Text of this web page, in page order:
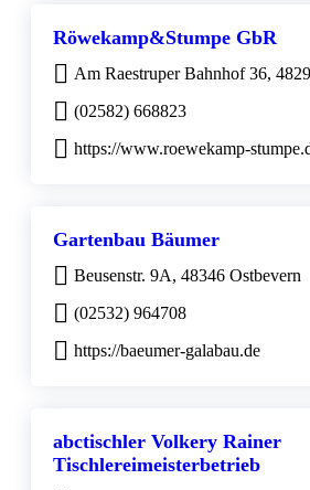
Röwekamp&Stumpe GbR
Am Raestruper Bahnhof 36,
(02582) 668823
https://www.roewekamp-
Gartenbau Bäumer
Beusenstr. 9A, 48346 Ostbevern
(02532) 964708
https://baeumer-galabau.de
abctischler Volkery Rainer
Tischlereimeisterbetrieb